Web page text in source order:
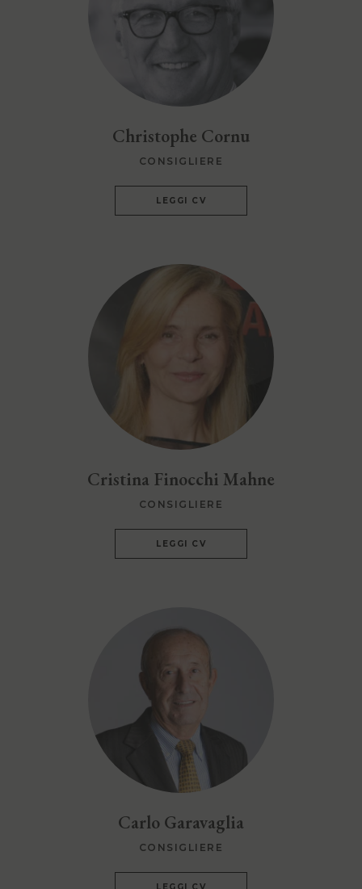
Christophe Cornu
CONSIGLIERE
LEGGI CV
Cristina Finocchi Mahne
CONSIGLIERE
LEGGI CV
Carlo Garavaglia
CONSIGLIERE